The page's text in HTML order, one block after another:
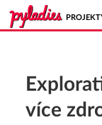
více